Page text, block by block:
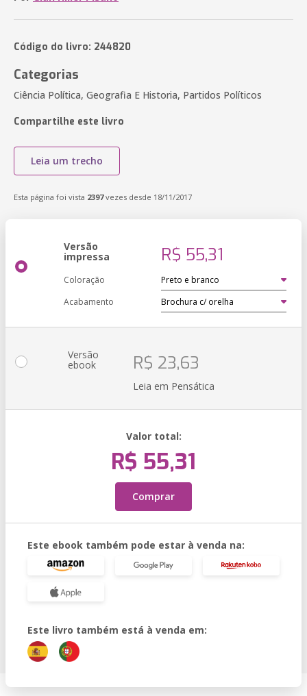
Código do livro: 244820
Categorias
Ciência Política, Geografia E Historia, Partidos Políticos
Compartilhe este livro
Leia um trecho
Esta página foi vista 2397vezes desde 18/11/2017
Versão
impressa R$ 55,31
Coloração
Acabamento
Versão
ebook R$ 23,63
Leia em Pensática
Valor total:
R$ 55,31
Comprar
Este ebook também pode estar à venda na:
Este livro também está à venda em: